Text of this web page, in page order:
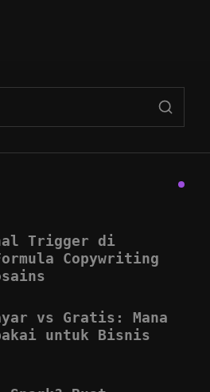
Trigger di
Copywriting
vs Gratis: Mana
untuk Bisnis